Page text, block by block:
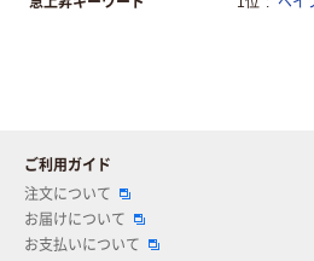
ご利用ガイド
注文について
お届けについて
お支払いについて